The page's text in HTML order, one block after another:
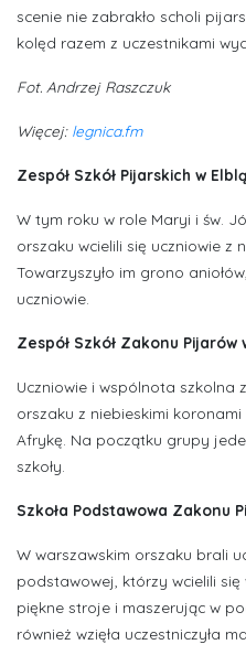
scenie nie zabrakło scholi
kolęd razem z uczestnikami
Fot. Andrzej Raszczuk
Więcej: legnica.fm
Zespół Szkół Pijarskich w
W tym roku w role Maryi i św.
orszaku wcielili się uczniowie z
Towarzyszyło im grono
uczniowie.
Zespół Szkół Zakonu Pijarów
Uczniowie i wspólnota szkolna
orszaku z niebieskimi
Afrykę. Na początku grupy
szkoły.
Szkoła Podstawowa Zakonu
W warszawskim orszaku brali
podstawowej, którzy wcielili
piękne stroje i maszerując w
również wzięła uczestniczyła